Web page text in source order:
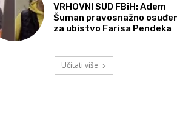
VRHOVNI SUD FBiH: Adem
Šuman pravosnažno
za ubistvo Farisa Pendeka
Učitati više